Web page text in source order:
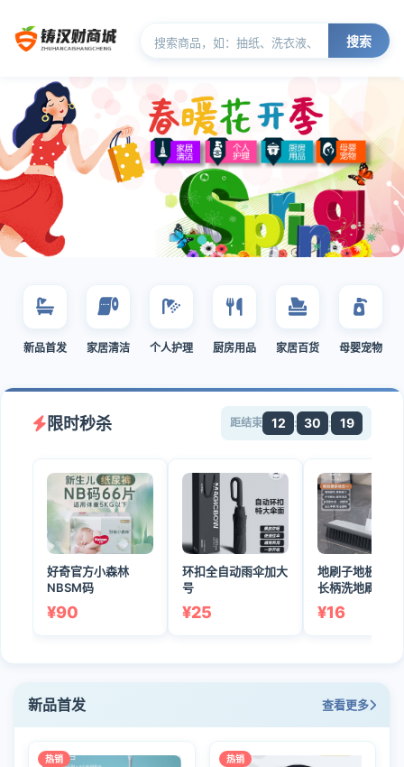
搜索
新品首发 家居清洁 个人护理 厨房用品 家居百货 母婴宠物
限时秒杀 距结束 12 : 30 : 19
好奇官方小森林
NBSM码
¥90
环扣全自动雨伞加大
号
¥25
地刷子地板刷卫
长柄洗地刷
¥16
新品首发 查看更多
热销 热销